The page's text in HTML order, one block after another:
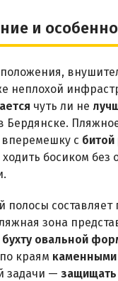
и
неплохой
чуть ли не
Бердянске.
вперемешку с
босиком без
полосы составляет
зона
бухту овальной
краям
задачи — защищать